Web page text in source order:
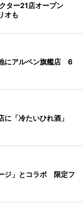
ター21店オープン
オも
にアルペン旗艦店 6
に「冷たいひれ酒」
ジ」とコラボ 限定フ